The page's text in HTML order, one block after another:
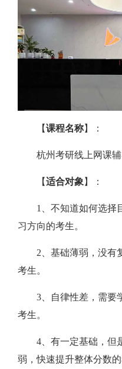
【课程名称】：
杭州考研线上网课
【适合对象 】：
1、不知道如何选择
习方向的考生。
2、基础薄弱，没有
考生。
3、自律性差，需要
考生。
4、有一定基础，但
弱，快速提升整体分数的